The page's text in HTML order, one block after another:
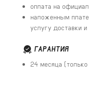
оплата на
наложенным
услугу доставки
ГАРАНТИЯ
24 месяца (только